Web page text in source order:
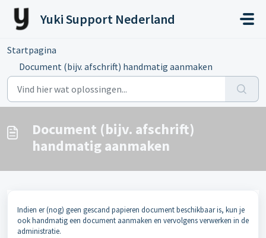
Doorgaan naar hoofdinhoud
Yuki Support Nederland
Startpagina
Document (bijv. afschrift) handmatig aanmaken
Document (bijv. afschrift)
handmatig aanmaken
Indien er (nog) geen gescand papieren document beschikbaar is, kun je
ook handmatig een document aanmaken en vervolgens verwerken in de
administratie.